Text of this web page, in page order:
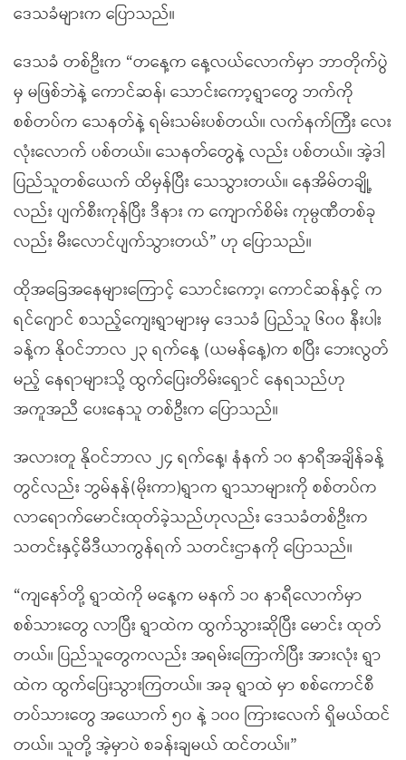
ဒေသခံများက ပြောသည်။
ဒေသခံ တစ်ဦးက “တနေ့က နေ့လယ်လောက်မှာ ဘာတိုက်ပွဲ
မှ မဖြစ်ဘဲနဲ့ ကောင်ဆန်၊ သောင်းကော့ရွာတွေ ဘက်ကို
စစ်တပ်က သေနတ်နဲ့ ရမ်းသမ်းပစ်တယ်။ လက်နက်ကြီး လေး
လုံးလောက် ပစ်တယ်။ သေနတ်တွေနဲ့ လည်း ပစ်တယ်။ အဲ့ဒါ
ပြည်သူတစ်ယေက် ထိမှန်ပြီး သေသွားတယ်။ နေအိမ်တချို့
လည်း ပျက်စီးကုန်ပြီး ဒီနား က ကျောက်စိမ်း ကုမ္ပဏီတစ်ခု
လည်း မီးလောင်ပျက်သွားတယ်” ဟု ပြောသည်။
ထိုအခြေအနေများကြောင့် သောင်းကော့၊ ကောင်ဆန်နှင့် က
ရင်ဂျောင် စသည့်ကျေးရွာများမှ ဒေသခံ ပြည်သူ ၆၀၀ နီးပါး
ခန့်က နိုဝင်ဘာလ ၂၃ ရက်နေ့ (ယမန်နေ့)က စပြီး ဘေးလွတ်
မည့် နေရာများသို့ ထွက်ပြေးတိမ်းရှောင် နေရသည်ဟု
အကူအညီ ပေးနေသူ တစ်ဦးက ပြောသည်။
အလားတူ နိုဝင်ဘာလ ၂၄ ရက်နေ့၊ နံနက် ၁၀ နာရီအချိန်ခန့်
တွင်လည်း ဘွမ်နန်(မိုးကာ)ရွာက ရွာသာများကို စစ်တပ်က
လာရောက်မောင်းထုတ်ခဲ့သည်ဟုလည်း ဒေသခံတစ်ဦးက
သတင်းနှင့်မီဒီယာကွန်ရက် သတင်းဌာနကို ပြောသည်။
“ကျနော်တို့ ရွာထဲကို မနေ့က မနက် ၁၀ နာရီလောက်မှာ
စစ်သားတွေ လာပြီး ရွာထဲက ထွက်သွားဆိုပြီး မောင်း ထုတ်
တယ်။ ပြည်သူတွေကလည်း အရမ်းကြောက်ပြီး အားလုံး ရွာ
ထဲက ထွက်ပြေးသွားကြတယ်။ အခု ရွာထဲ မှာ စစ်ကောင်စီ
တပ်သားတွေ အယောက် ၅၀ နဲ့ ၁၀၀ ကြားလေက် ရှိမယ်ထင်
တယ်။ သူတို့ အဲ့မှာပဲ စခန်းချမယ် ထင်တယ်။”